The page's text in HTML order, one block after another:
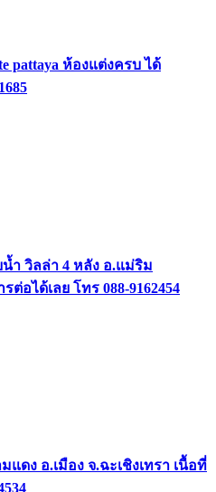
pattaya ห้องแต่งครบ ได้
ำ วิลล่า 4 หลัง อ.แม่ริม
อได้เลย โทร 088-9162454
ดง อ.เมือง จ.ฉะเชิงเทรา เนื้อที่